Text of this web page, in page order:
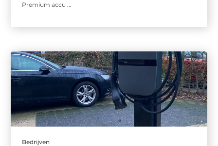
Premium accu ...
Bedrijven